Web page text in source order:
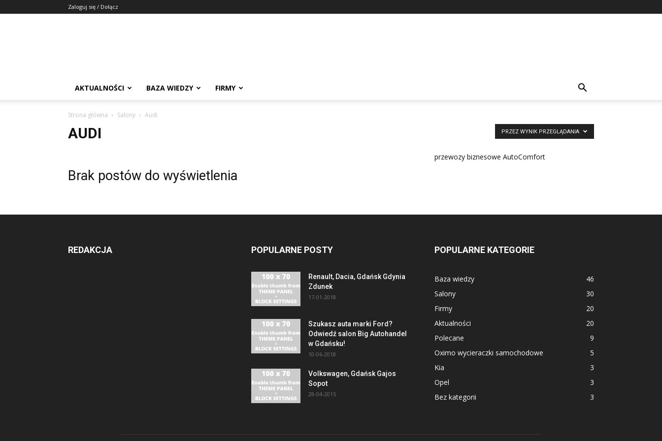
Zaloguj się / Dołącz
AKTUALNOŚCI BAZA WIEDZY FIRMY
Strona główna Salony Audi
AUDI PRZEZ WYNIK PRZEGLĄDANIA
Brak postów do wyświetlenia
przewozy biznesowe AutoComfort
REDAKCJA POPULARNE POSTY
Renault, Dacia, Gdańsk Gdynia
Zdunek
17-01-2018
Szukasz auta marki Ford?
Odwiedź salon Big Autohandel
w Gdańsku!
10-06-2018
Volkswagen, Gdańsk Gajos
Sopot
28-04-2015
POPULARNE KATEGORIE
Baza wiedzy
46
Salony
30
Firmy
20
Aktualności
20
Polecane
9
Oximo wycieraczki samochodowe
5
Kia
3
Opel
3
Bez kategorii
3